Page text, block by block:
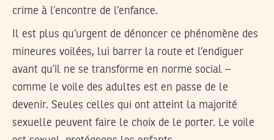
crime à l’encontre de l’enfance.
Il est plus qu’urgent de dénoncer ce phénomène des
mineures voilées, lui barrer la route et l’endiguer
avant qu’il ne se transforme en norme social –
comme le voile des adultes est en passe de le
devenir. Seules celles qui ont atteint la majorité
sexuelle peuvent faire le choix de le porter. Le voile